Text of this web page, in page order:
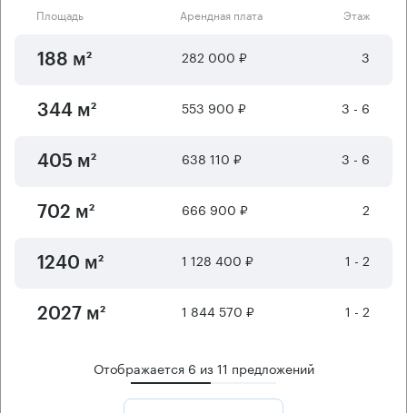
Площадь Арендная плата Этаж
188 м² 282 000 ₽ 3
344 м² 553 900 ₽ 3 - 6
405 м² 638 110 ₽ 3 - 6
702 м² 666 900 ₽ 2
1240 м² 1 128 400 ₽ 1 - 2
2027 м² 1 844 570 ₽ 1 - 2
Отображается 6 из11 предложений